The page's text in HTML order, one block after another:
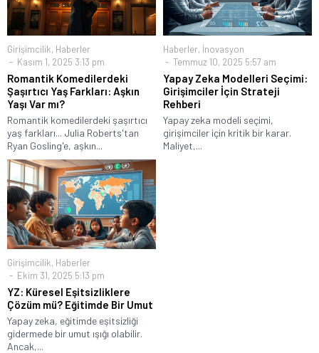
Girişimcilik, Haberler
Kasım 1, 2025 3:13 pm
Romantik Komedilerdeki
Şaşırtıcı Yaş Farkları: Aşkın
Yaşı Var mı?
Romantik komedilerdeki şaşırtıcı
yaş farkları... Julia Roberts'tan
Ryan Gosling'e, aşkın...
Haberler, İnovasyon
Temmuz 10, 2025 5:57 am
Yapay Zeka Modelleri Seçimi:
Girişimciler İçin Strateji
Rehberi
Yapay zeka modeli seçimi,
girişimciler için kritik bir karar.
Maliyet,...
Girişimcilik, Haberler
Ekim 31, 2025 5:13 pm
YZ: Küresel Eşitsizliklere
Çözüm mü? Eğitimde Bir Umut
Yapay zeka, eğitimde eşitsizliği
gidermede bir umut ışığı olabilir.
Ancak,...